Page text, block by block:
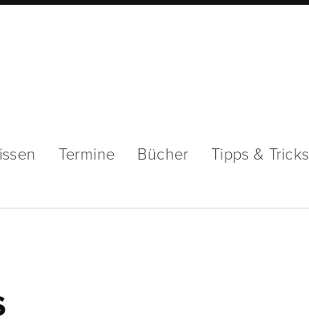
Termine Bücher Tipps & Tricks